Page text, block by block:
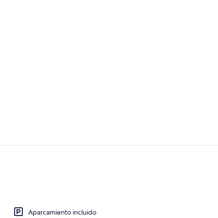
Aparcamiento incluido